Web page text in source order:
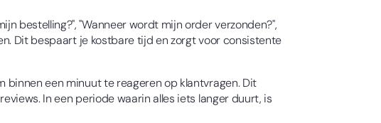
bestelling?", "Wanneer wordt mijn order verzonden?",
Dit bespaart je kostbare tijd en zorgt voor consistente
een minuut te reageren op klantvragen. Dit
In een periode waarin alles iets langer duurt, is